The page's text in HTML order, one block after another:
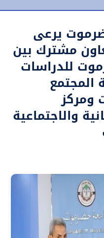
يرعى
مشترك بين
للدراسات
المجتمع
ومركز
والاجتماعية